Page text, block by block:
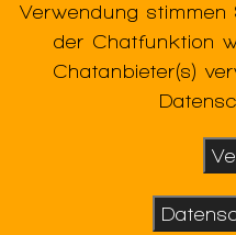
Verwendung
der Chatfunktion
Chatanbieter(s)